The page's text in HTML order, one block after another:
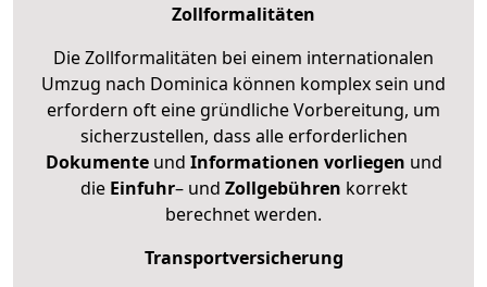
Zollformalitäten
Die Zollformalitäten bei einem internationalen
Umzug nach Dominica können komplex sein und
erfordern oft eine gründliche Vorbereitung, um
sicherzustellen, dass alle erforderlichen
Dokumenteund Informationen vorliegen und
die Einfuhr– und Zollgebühren korrekt
berechnet werden.
Transportversicherung